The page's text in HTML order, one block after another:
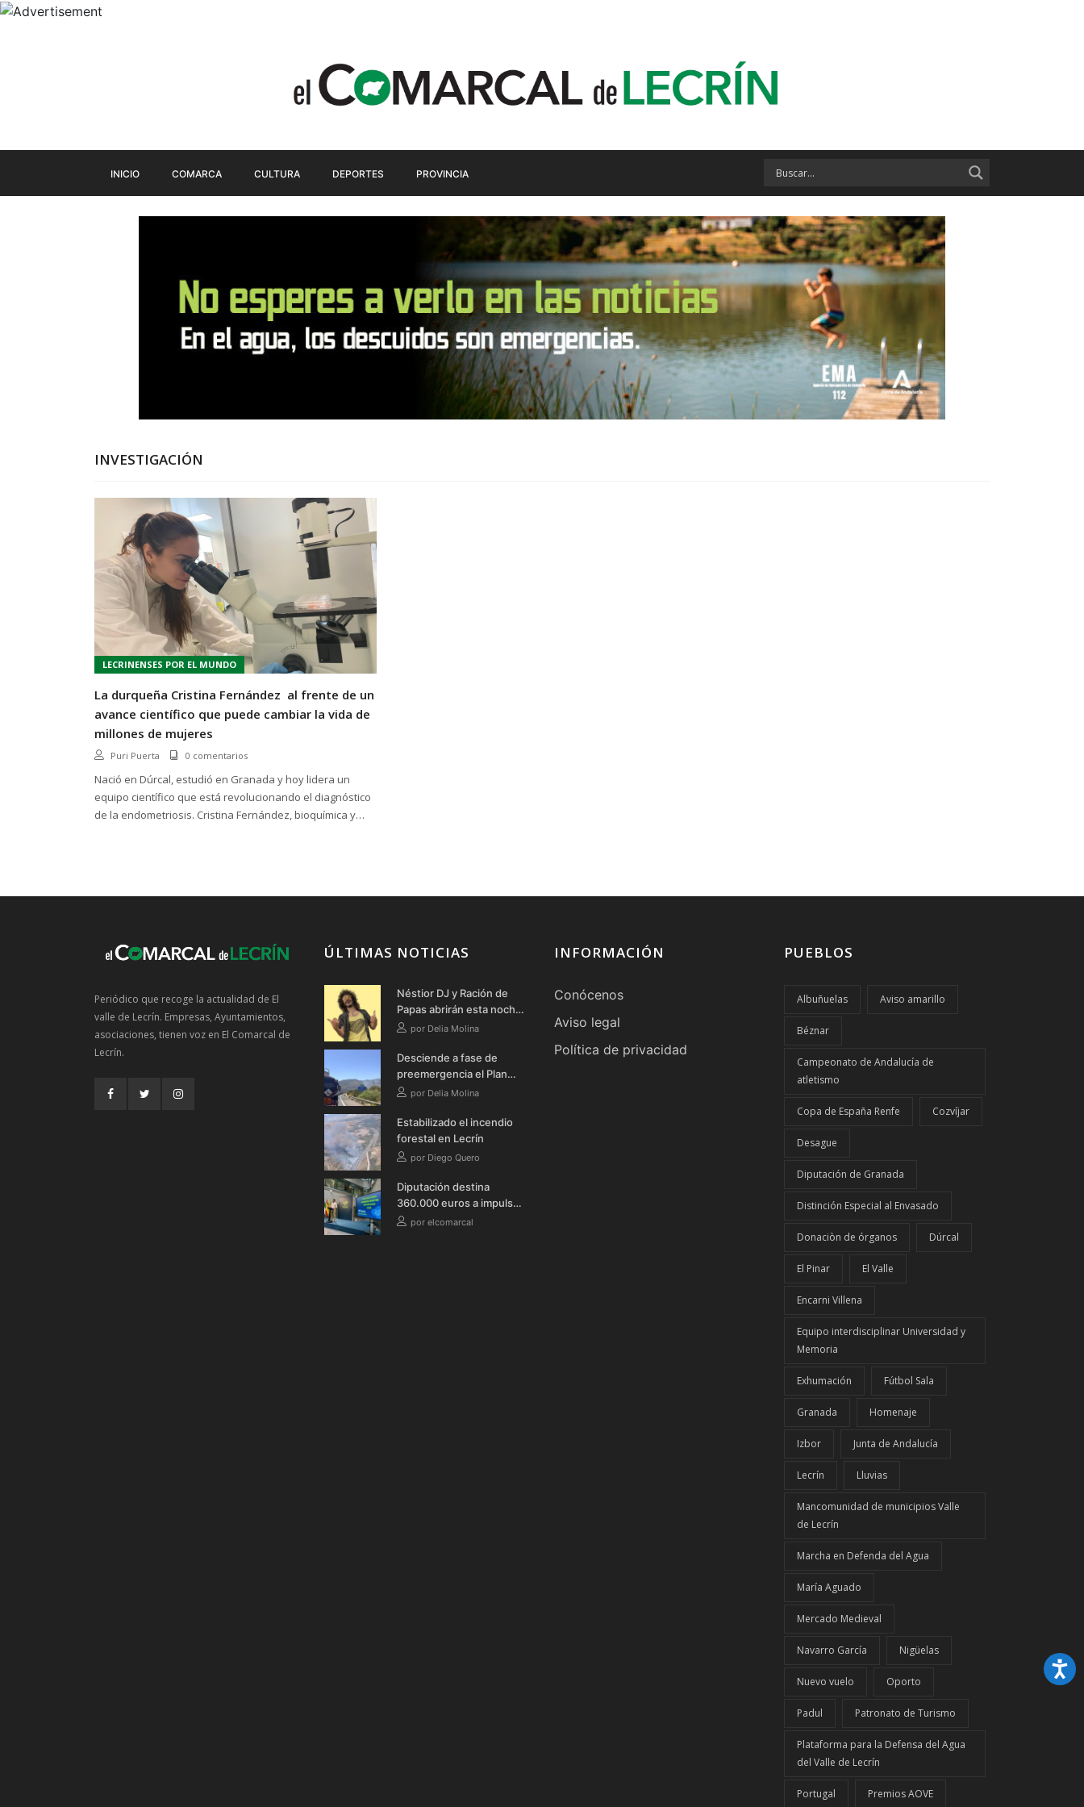
INICIO COMARCA CULTURA DEPORTES PROVINCIA
INVESTIGACIÓN
LECRINENSES POR EL MUNDO
La durqueña Cristina Fernández al frente de un
avance científico que puede cambiar la vida de
millones de mujeres
Puri Puerta 0 comentarios
Nació en Dúrcal, estudió en Granada y hoy lidera un
equipo científico que está revolucionando el diagnóstico
de la endometriosis. Cristina Fernández, bioquímica y
Periódico que recoge la actualidad de El
valle de Lecrín. Empresas, Ayuntamientos,
asociaciones, tienen voz en El Comarcal de
Lecrín.
ÚLTIMAS NOTICIAS
Néstior DJ y Ración de
Papas abrirán esta noche
la Semana Cultural de
por Delia Molina
Desciende a fase de
preemergencia el Plan
Infoca en Granada tras
incendio en Lecrín
por Delia Molina
Estabilizado el incendio
forestal en Lecrín
por Diego Quero
Diputación destina
360.000 euros a impulsar
la celebración de grandes
por elcomarcal
INFORMACIÓN
Conócenos
Aviso legal
Política de privacidad
PUEBLOS
Albuñuelas Aviso amarillo
Béznar
Campeonato de Andalucía de
atletismo
Copa de España Renfe Cozvíjar
Desague
Diputación de Granada
Distinción Especial al Envasado
Donaciòn de órganos Dúrcal
El Pinar El Valle
Encarni Villena
Equipo interdisciplinar Universidad y
Memoria
Exhumación Fútbol Sala
Granada Homenaje
Izbor Junta de Andalucía
Lecrín Lluvias
Mancomunidad de municipios Valle
de Lecrín
Marcha en Defenda del Agua
María Aguado
Mercado Medieval
Navarro García Nigüelas
Nuevo vuelo Oporto
Padul Patronato de Turismo
Plataforma para la Defensa del Agua
del Valle de Lecrín
Portugal Premios AOVE